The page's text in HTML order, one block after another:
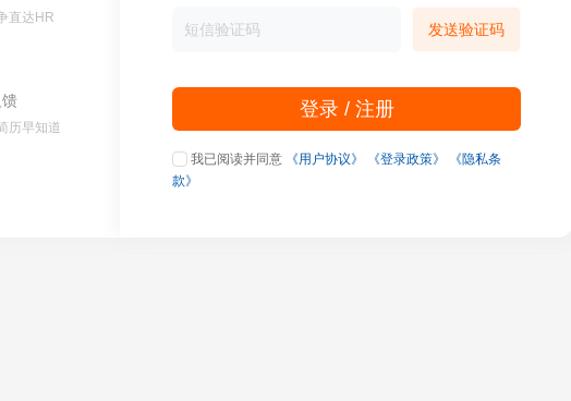
直达HR
历早知道
发送验证码
登录 / 注册
我已阅读并同意 《用户协议》 《登录政策》
《隐私条
款》